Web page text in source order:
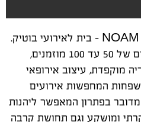
בית לאירועי בוטיק.
מקום ייחודי המיועד לאירועים של 50 עד 100 מוזמנים,
מוקפדת, עיצוב אירופאי
המחפשות אירועים
מדובר בפתרון המאפשר ליהנות
ומושקע וגם תחושת קרבה